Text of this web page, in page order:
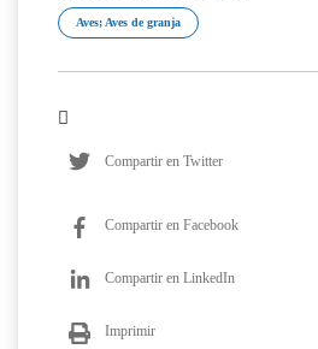
Aves; Aves de granja
Compartir en Twitter
Compartir en Facebook
Compartir en LinkedIn
Imprimir